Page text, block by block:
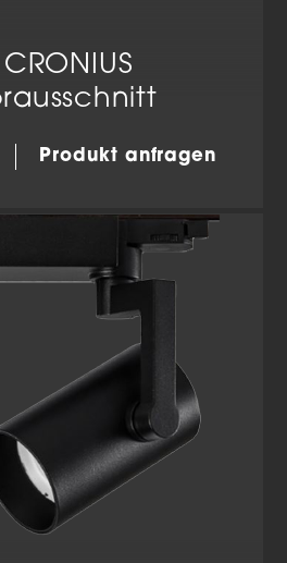
Produkt anfragen